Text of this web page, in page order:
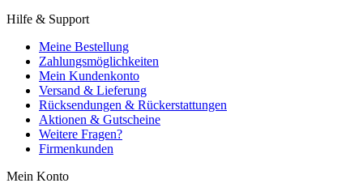
Hilfe & Support
Meine Bestellung
Zahlungsmöglichkeiten
Mein Kundenkonto
Versand & Lieferung
Rücksendungen & Rückerstattungen
Aktionen & Gutscheine
Weitere Fragen?
Firmenkunden
Mein Konto